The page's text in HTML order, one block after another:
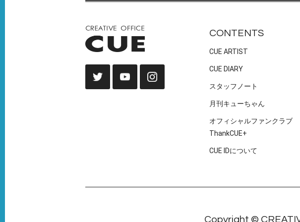
CONTENTS
CUE ARTIST
CUE DIARY
スタッフノート
月刊キューちゃん
オフィシャルファンクラブ
ThankCUE+
CUE IDについて
Copyright ©